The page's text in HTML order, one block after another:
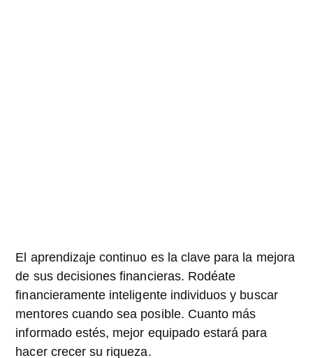
El aprendizaje continuo es la clave para la mejora
de sus decisiones financieras. Rodéate
financieramente inteligente individuos y buscar
mentores cuando sea posible. Cuanto más
informado estés, mejor equipado estará para
hacer crecer su riqueza.